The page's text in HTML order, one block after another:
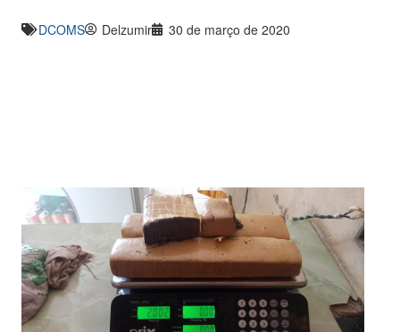
DCOMS Delzumir 30 de março de 2020